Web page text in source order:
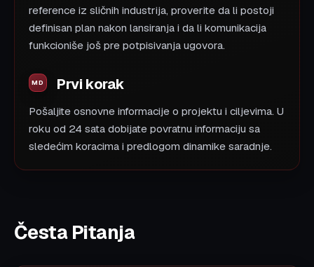
reference iz sličnih industrija, proverite da li postoji
definisan plan nakon lansiranja i da li komunikacija
funkcioniše još pre potpisivanja ugovora.
Prvi korak
Pošaljite osnovne informacije o projektu i ciljevima. U
roku od 24 sata dobijate povratnu informaciju sa
sledećim koracima i predlogom dinamike saradnje.
Česta Pitanja